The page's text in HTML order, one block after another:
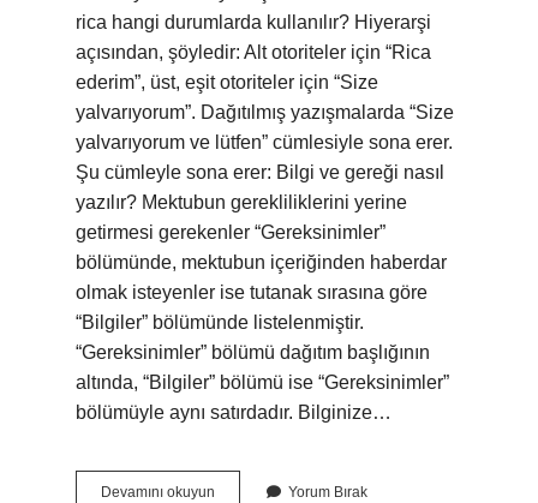
rica hangi durumlarda kullanılır? Hiyerarşi
açısından, şöyledir: Alt otoriteler için “Rica
ederim”, üst, eşit otoriteler için “Size
yalvarıyorum”. Dağıtılmış yazışmalarda “Size
yalvarıyorum ve lütfen” cümlesiyle sona erer.
Şu cümleyle sona erer: Bilgi ve gereği nasıl
yazılır? Mektubun gerekliliklerini yerine
getirmesi gerekenler “Gereksinimler”
bölümünde, mektubun içeriğinden haberdar
olmak isteyenler ise tutanak sırasına göre
“Bilgiler” bölümünde listelenmiştir.
“Gereksinimler” bölümü dağıtım başlığının
altında, “Bilgiler” bölümü ise “Gereksinimler”
bölümüyle aynı satırdadır. Bilginize…
Devamını okuyun Bilgilerinizi Yorum Bırak